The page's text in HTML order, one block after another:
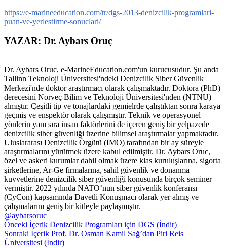
https://e-marineeducation.com/tr/dgs-2013-denizcilik-programlari-
puan-ve-yerlestirme-sonuclari/
YAZAR: Dr. Aybars Oruç
Dr. Aybars Oruc, e-MarineEducation.com'un kurucusudur. Şu anda
Tallinn Teknoloji Üniversitesi'ndeki Denizcilik Siber Güvenlik
Merkezi'nde doktor araştırmacı olarak çalışmaktadır. Doktora (PhD)
derecesini Norveç Bilim ve Teknoloji Üniversitesi'nden (NTNU)
almıştır. Çeşitli tip ve tonajlardaki gemielrde çalıştıktan sonra karaya
geçmiş ve enspektör olarak çalışmıştır. Teknik ve operasyonel
yönlerin yanı sıra insan faktörlerini de içeren geniş bir yelpazede
denizcilik siber güvenliği üzerine bilimsel araştırmalar yapmaktadır.
Uluslararası Denizcilik Örgütü (IMO) tarafından bir ay süreyle
araştırmalarını yürütmek üzere kabul edilmiştir. Dr. Aybars Oruc,
özel ve askeri kurumlar dahil olmak üzere klas kuruluşlarına, sigorta
şirketlerine, Ar-Ge firmalarına, sahil güvenlik ve donanma
kuvvetlerine denizcilik siber güvenliği konusunda birçok seminer
vermiştir. 2022 yılında NATO’nun siber güvenlik konferansı
(CyCon) kapsamında Davetli Konuşmacı olarak yer almış ve
çalışmalarını geniş bir kitleyle paylaşmıştır.
@aybarsoruc
Önceki İçerik Denizcilik Programları için DGS (İndir)
Sonraki İçerik Prof. Dr. Osman Kamil Sağ’dan Piri Reis
Üniversitesi (İndir)